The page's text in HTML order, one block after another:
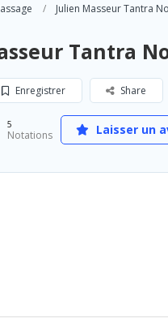
Julien Masseur Tantra
Tantra
Enregistrer Share
5
Notations Laisser un